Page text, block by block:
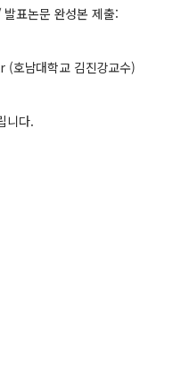
표논문 완성본 제출:
남대학교 김진강교수)
니다.